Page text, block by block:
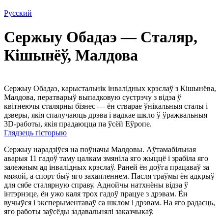
Русский
Сержыу Обадаэ — Сталяр,
Кішынёў, Малдова
Сержыу Обадаэ, карыстальнік інвалідных крэслаў з Кішынёва,
Малдова, ператварыў выпадковую сустрэчу з відэа ў
квітнеючы сталярны бізнес — ён стварае ўнікальныя сталы і
дзверы, якія спалучаюць дрэва і вадкае шкло ў ўражвальныя
3D-работы, якія прадаюцца па ўсёй Еўропе.
Глядзець гісторыю
Сержыу нарадзіўся на поўначы Малдовы. Аўтамабільная
аварыя 11 гадоў таму цалкам змяніла яго жыццё і зрабіла яго
залежным ад інвалідных крэслаў. Раней ён доўга працаваў за
мяжой, а спорт быў яго захапленнем. Пасля траўмы ён адкрыў
для сябе сталярную справу. Аднойчы натхнёны відэа ў
інтэрнэце, ён ужо каля трох гадоў працуе з дрэвам. Ён
вучыўся і эксперыментаваў са шклом і дрэвам. На яго радасць,
яго работы заўсёды задавальнялі заказчыкаў.